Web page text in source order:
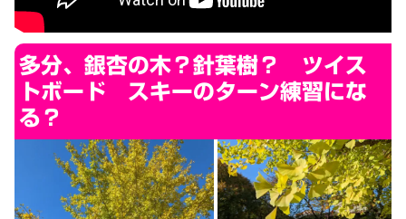
多分、銀杏の木？針葉樹？ ツイス
トボード スキーのターン練習にな
る？